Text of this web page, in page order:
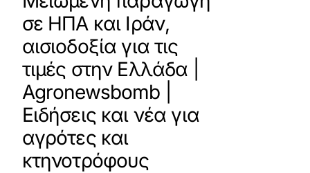
σε ΗΠΑ και Ιράν,
αισιοδοξία για τις
τιμές στην Ελλάδα |
Agronewsbomb |
Ειδήσεις και νέα για
αγρότες και
κτηνοτρόφους